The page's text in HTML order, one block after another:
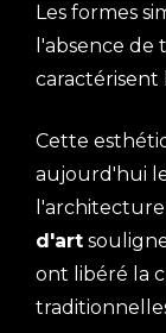
Les formes
l'absence
caractérisent
Cette
aujourd'hui
d'art
ont libéré la